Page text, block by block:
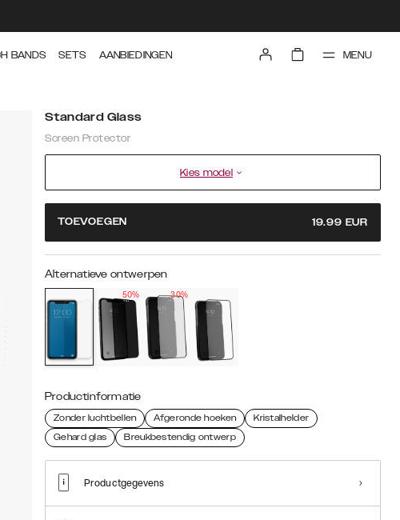
BANDS SETS AANBIEDINGEN MENU
Standard Glass
Screen Protector
Kies model
TOEVOEGEN 19.99 EUR
Alternatieve ontwerpen
50% 30%
Productinformatie
Zonder luchtbellen Afgeronde hoeken
Kristalhelder
Gehard glas
Breukbestendig ontwerp
Productgegevens